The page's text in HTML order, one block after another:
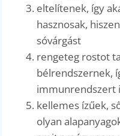
eltelítenek, így
hasznosak,
sóvárgást
rengeteg rostot
bélrendszernek,
immunrendszert
kellemes ízűek,
olyan